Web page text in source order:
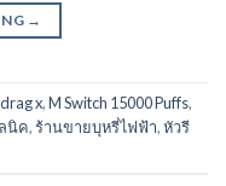
→
drag x,M Switch 15000 Puffs,
นิค,ร้านขายบุหรี่ไฟฟ้า,หัวรี